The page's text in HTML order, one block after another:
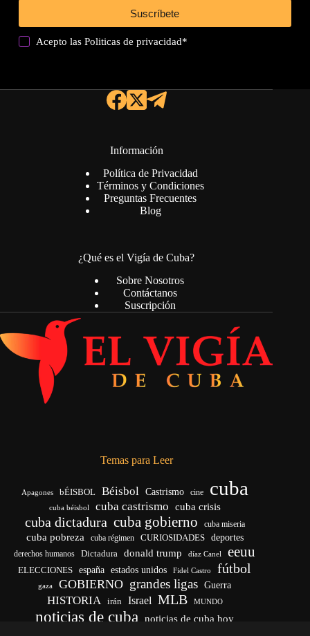
Suscríbete
Acepto lasPoliticas de privacidad*
Información
Política de Privacidad
Términos y Condiciones
Preguntas Frecuentes
Blog
¿Qué es el Vigía de Cuba?
Sobre Nosotros
Contáctanos
Suscripción
Temas para Leer
Apagones bÉISBOL Béisbol Castrismo cine cuba
cuba béisbol cuba castrismo cuba crisis
cuba dictadura cuba gobierno cuba miseria
cuba pobreza cuba régimen CURIOSIDADES deportes
derechos humanos Dictadura donald trump díaz Canel eeuu
ELECCIONES españa estados unidos Fidel Castro fútbol
gaza GOBIERNO grandes ligas Guerra
HISTORIA irán Israel MLB MUNDO
noticias de cuba
noticias de cuba hoy